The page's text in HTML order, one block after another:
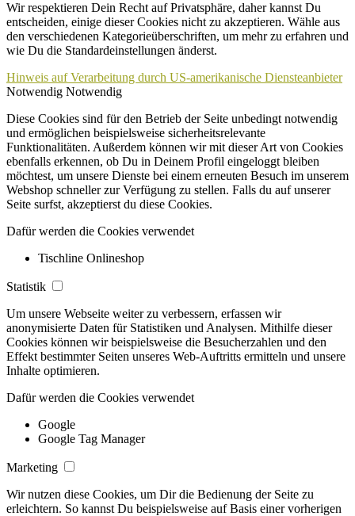
Wir respektieren Dein Recht auf Privatsphäre, daher kannst Du
entscheiden, einige dieser Cookies nicht zu akzeptieren. Wähle aus
den verschiedenen Kategorieüberschriften, um mehr zu erfahren und
wie Du die Standardeinstellungen änderst.
Hinweis auf Verarbeitung durch US-amerikanische Diensteanbieter
Notwendig Notwendig
Diese Cookies sind für den Betrieb der Seite unbedingt notwendig
und ermöglichen beispielsweise sicherheitsrelevante
Funktionalitäten. Außerdem können wir mit dieser Art von Cookies
ebenfalls erkennen, ob Du in Deinem Profil eingeloggt bleiben
möchtest, um unsere Dienste bei einem erneuten Besuch im unserem
Webshop schneller zur Verfügung zu stellen. Falls du auf unserer
Seite surfst, akzeptierst du diese Cookies.
Dafür werden die Cookies verwendet
Tischline Onlineshop
Statistik
Um unsere Webseite weiter zu verbessern, erfassen wir
anonymisierte Daten für Statistiken und Analysen. Mithilfe dieser
Cookies können wir beispielsweise die Besucherzahlen und den
Effekt bestimmter Seiten unseres Web-Auftritts ermitteln und unsere
Inhalte optimieren.
Dafür werden die Cookies verwendet
Google
Google Tag Manager
Marketing
Wir nutzen diese Cookies, um Dir die Bedienung der Seite zu
erleichtern. So kannst Du beispielsweise auf Basis einer vorherigen